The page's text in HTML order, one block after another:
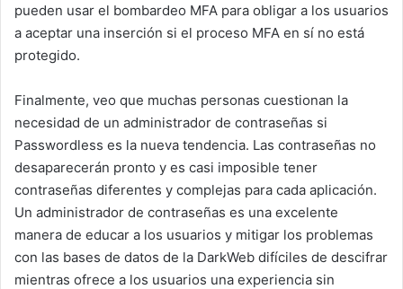
pueden usar el bombardeo MFA para obligar a los usuarios
a aceptar una inserción si el proceso MFA en sí no está
protegido.
Finalmente, veo que muchas personas cuestionan la
necesidad de un administrador de contraseñas si
Passwordless es la nueva tendencia. Las contraseñas no
desaparecerán pronto y es casi imposible tener
contraseñas diferentes y complejas para cada aplicación.
Un administrador de contraseñas es una excelente
manera de educar a los usuarios y mitigar los problemas
con las bases de datos de la DarkWeb difíciles de descifrar
mientras ofrece a los usuarios una experiencia sin